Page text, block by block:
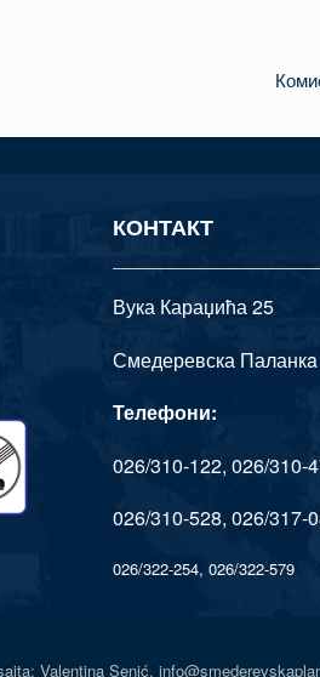
КОНТАКТ
Вука Караџића 25
Смедеревска Паланкa
Телефони:
026/310-122, 026/310-
026/310-528, 026/317-
026/322-254, 026/322-579
Valentina Senić,